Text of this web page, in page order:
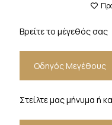
Βρείτε το μέγεθός σας
Οδηγός Μεγέθους
Στείλτε μας μήνυμα ή